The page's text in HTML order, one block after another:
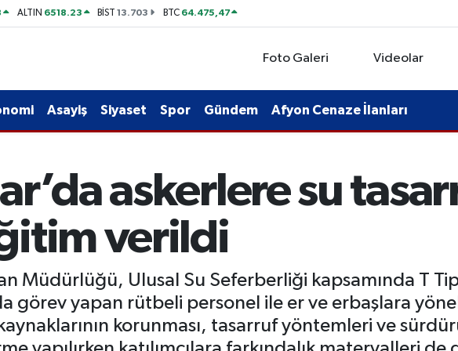
ALTIN 6518.23 BİST13.703 BTC 64.475,47
Foto Galeri Videolar
Asayiş Siyaset Spor Gündem Afyon Cenaze İlanları
askerlere su
verildi
Müdürlüğü, Ulusal Su Seferberliği kapsamında T
görev yapan rütbeli personel ile er ve erbaşlara
korunması, tasarruf yöntemleri ve